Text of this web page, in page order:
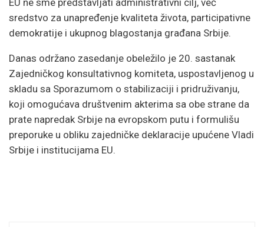
sredstvo za unapređenje kvaliteta života, participativne
demokratije i ukupnog blagostanja građana Srbije.
Danas održano zasedanje obeležilo je 20. sastanak
Zajedničkog konsultativnog komiteta, uspostavljenog u
skladu sa Sporazumom o stabilizaciji i pridruživanju,
koji omogućava društvenim akterima sa obe strane da
prate napredak Srbije na evropskom putu i formulišu
preporuke u obliku zajedničke deklaracije upućene Vladi
Srbije i institucijama EU.